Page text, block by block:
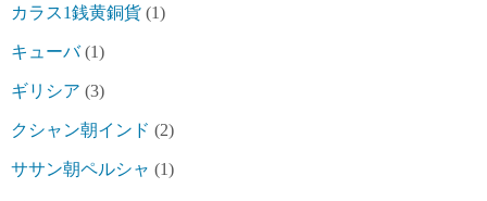
カラス1銭黄銅貨 (1)
キューバ(1)
ギリシア (3)
クシャン朝インド (2)
ササン朝ペルシャ (1)